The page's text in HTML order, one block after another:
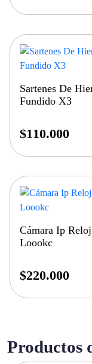
Sartenes De
Fundido X3
$110.000
Cámara Ip
Loookc
$220.000
Productos